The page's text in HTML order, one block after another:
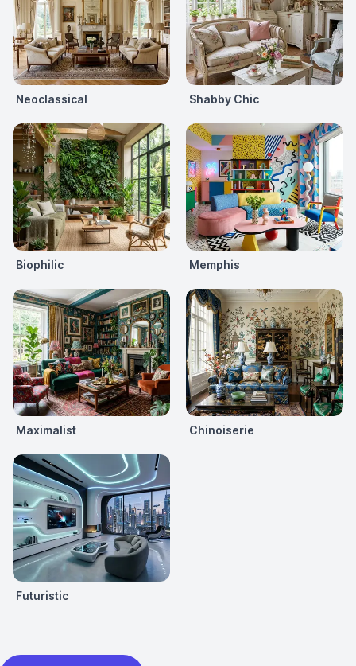
Neoclassical Shabby Chic
Biophilic Memphis
Maximalist Chinoiserie
Futuristic